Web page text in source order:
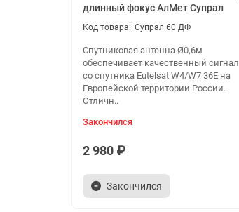
длинный фокус АлМет Супрал
Супрал 60 ДФ
Спутниковая антенна Ø0,6м
обеспечивает качественный сигнал
со спутника Eutelsat W4/W7 36E на
Европейской территории России.
Отличн..
Закончился
2 980 ₽
Закончился